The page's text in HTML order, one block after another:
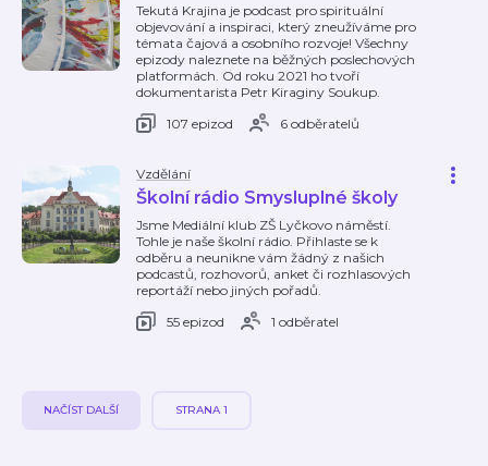
Tekutá Krajina je podcast pro spirituální
objevování a inspiraci, který zneužíváme pro
témata čajová a osobního rozvoje! Všechny
epizody naleznete na běžných poslechových
platformách. Od roku 2021 ho tvoří
dokumentarista Petr Kiraginy Soukup.
107 epizod
6 odběratelů
Vzdělání
Školní rádio Smysluplné školy
Jsme Mediální klub ZŠ Lyčkovo náměstí.
Tohle je naše školní rádio. Přihlaste se k
odběru a neunikne vám žádný z našich
podcastů, rozhovorů, anket či rozhlasových
reportáží nebo jiných pořadů.
55 epizod
1 odběratel
NAČÍST DALŠÍ STRANA 1